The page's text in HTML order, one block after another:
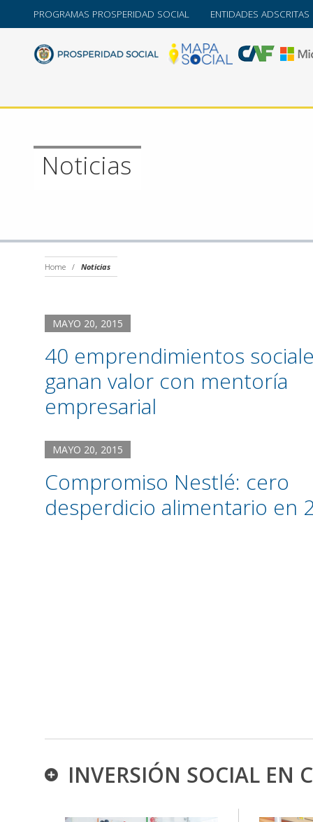
PROGRAMAS PROSPERIDAD SOCIAL ENTIDADES ADSCRITAS
Noticias
Home / Noticias
MAYO 20, 2015
40 emprendimientos
ganan valor con mentoría
empresarial
MAYO 20, 2015
Compromiso Nestlé: cero
desperdicio alimentario en
INVERSIÓN SOCIAL EN